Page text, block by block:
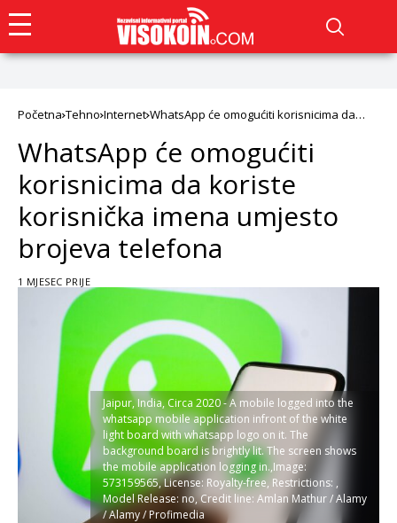
Početna Tehno Internet WhatsApp će omogućiti korisnicima da
telefona
WhatsApp će omogućiti
korisnicima da koriste
korisnička imena umjesto
brojeva telefona
1 MJESEC PRIJE
Jaipur, India, Circa 2020 - A mobile logged into the
whatsapp mobile application infront of the white
light board with whatsapp logo on it. The
background board is brightly lit. The screen shows
the mobile application logging in.,Image:
573159565, License: Royalty-free, Restrictions: ,
Model Release: no, Credit line: Amlan Mathur / Alamy
/ Alamy / Profimedia